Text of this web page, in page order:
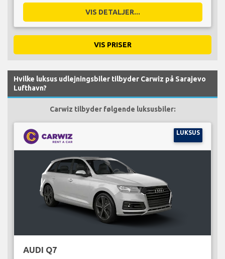
VIS DETALJER...
VIS PRISER
Hvilke luksus udlejningsbiler tilbyder Carwiz på Sarajevo
Lufthavn?
Carwiz tilbyder følgende luksusbiler:
LUKSUS
AUDI Q7